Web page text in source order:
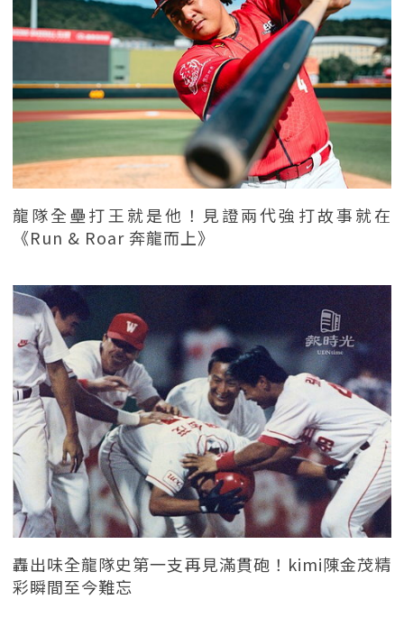
龍隊全壘打王就是他！見證兩代強打故事就在
《Run & Roar 奔龍而上》
轟出味全龍隊史第一支再見滿貫砲！kimi陳金茂精
彩瞬間至今難忘